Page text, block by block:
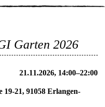
Garten 2026
21.11.2026, 14:00–22:00
21, 91058 Erlangen-